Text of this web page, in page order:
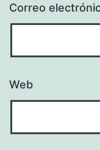
Correo
Web